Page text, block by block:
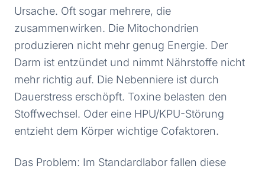
Ursache. Oft sogar mehrere, die
zusammenwirken. Die Mitochondrien
produzieren nicht mehr genug Energie. Der
Darm ist entzündet und nimmt Nährstoffe nicht
mehr richtig auf. Die Nebenniere ist durch
Dauerstress erschöpft. Toxine belasten den
Stoffwechsel. Oder eine HPU/KPU-Störung
entzieht dem Körper wichtige Cofaktoren.
Das Problem: Im Standardlabor fallen diese